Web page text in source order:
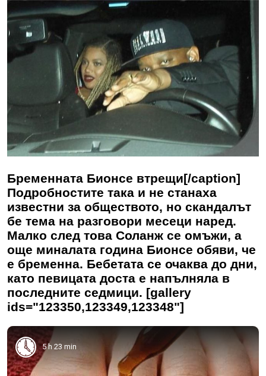
Бременната Бионсе втрещи[/caption]
Подробностите така и не станаха
известни за обществото, но скандалът
бе тема на разговори месеци наред.
Малко след това Соланж се омъжи, а
още миналата година Бионсе обяви, че
е бременна. Бебетата се очаква до дни,
като певицата доста е напълняла в
последните седмици. [gallery
ids="123350,123349,123348"]
5 h 23 min